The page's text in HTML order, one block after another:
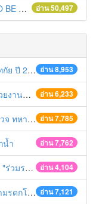
อ่าน 50,497
ONE
อ่าน 8,953
2561
อ่าน 6,233
อดภัยก่อนเทศกาลสงกรานต์
อ่าน 7,785
มรับมือเทศกาลสงกรานต์
อ่าน 7,762
น้ำ
อ่าน 4,104
รานต์ ปี 2561
อ่าน 7,121
ดกโลก